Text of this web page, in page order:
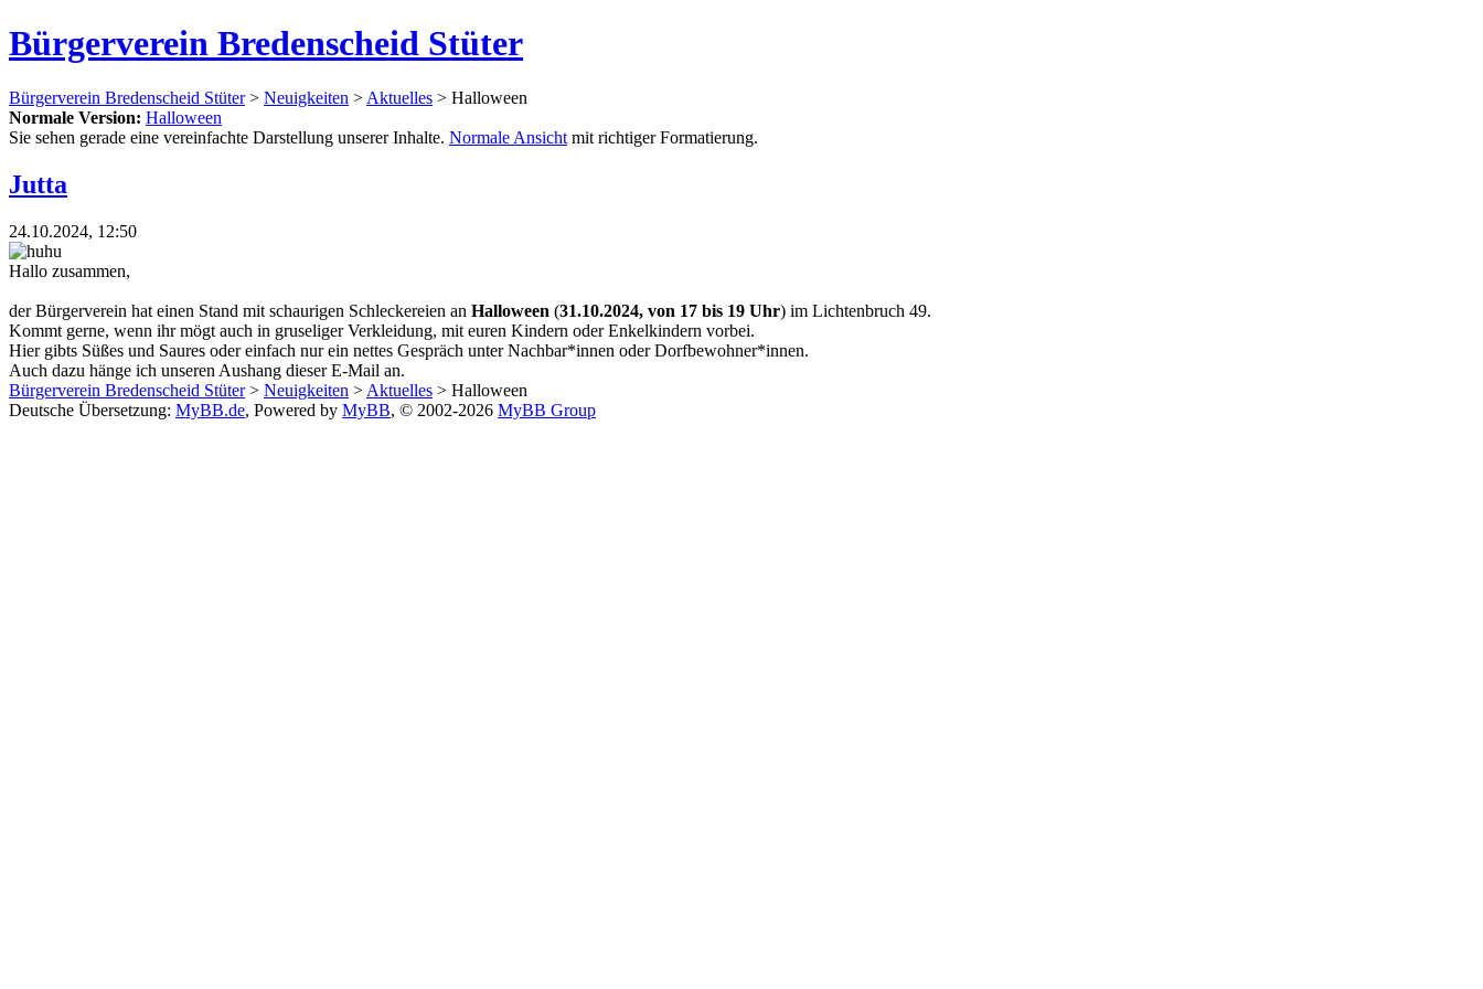
Bürgerverein Bredenscheid Stüter
Bürgerverein Bredenscheid Stüter> Neuigkeiten > Aktuelles > Halloween
Normale Version: Halloween
Sie sehen gerade eine vereinfachte Darstellung unserer Inhalte. Normale Ansicht mit richtiger Formatierung.
Jutta
24.10.2024, 12:50
Hallo zusammen,
der Bürgerverein hat einen Stand mit schaurigen Schleckereien an Halloween (31.10.2024, von 17 bis 19 Uhr) im Lichtenbruch 49.
Kommt gerne, wenn ihr mögt auch in gruseliger Verkleidung, mit euren Kindern oder Enkelkindern vorbei.
Hier gibts Süßes und Saures oder einfach nur ein nettes Gespräch unter Nachbar*innen oder Dorfbewohner*innen.
Auch dazu hänge ich unseren Aushang dieser E-Mail an.
Bürgerverein Bredenscheid Stüter> Neuigkeiten > Aktuelles > Halloween
Deutsche Übersetzung: MyBB.de, Powered by MyBB, © 2002-2026 MyBB Group